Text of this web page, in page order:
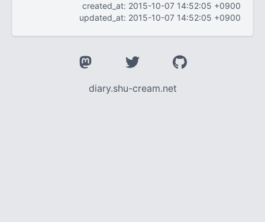
created_at: 2015-10-07 14:52:05 +0900
updated_at: 2015-10-07 14:52:05 +0900
diary.shu-cream.net